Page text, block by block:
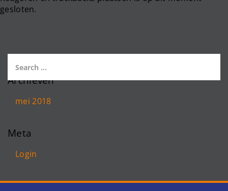
gesloten.
Archieven
mei 2018
Meta
Login